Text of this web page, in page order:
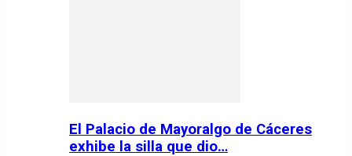
El Palacio de Mayoralgo de Cáceres
exhibe la silla que dio…